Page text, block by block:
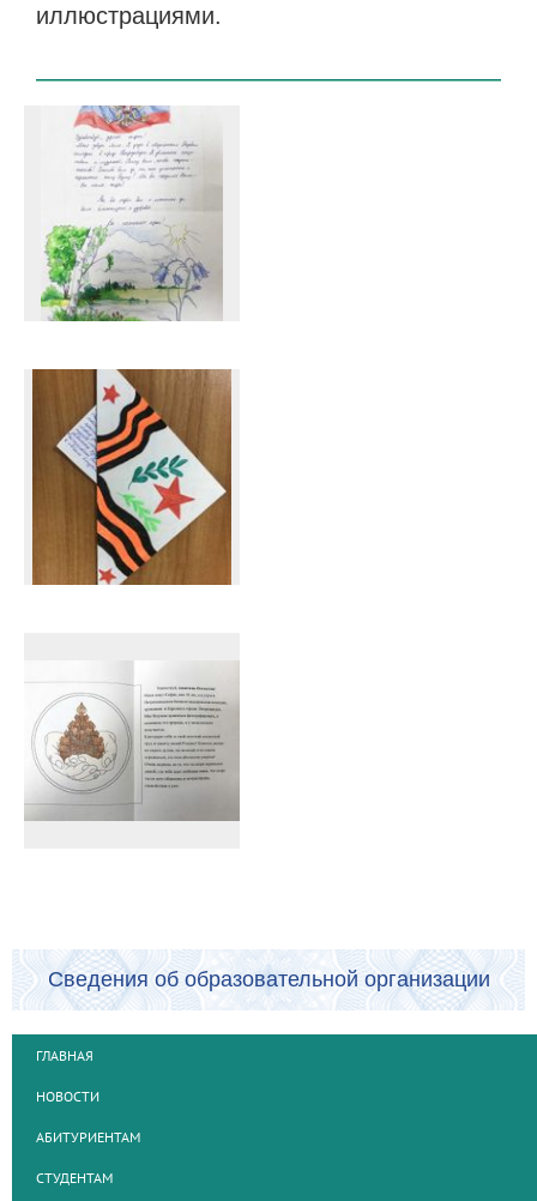
иллюстрациями.
Сведения об образовательной организации
ГЛАВНАЯ
НОВОСТИ
АБИТУРИЕНТАМ
СТУДЕНТАМ